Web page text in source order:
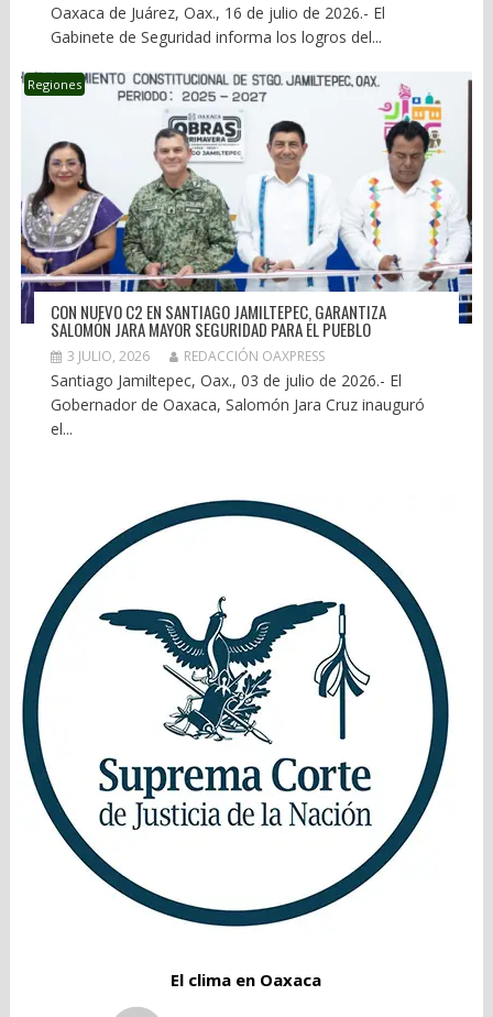
Oaxaca de Juárez, Oax., 16 de julio de 2026.- El
Gabinete de Seguridad informa los logros del...
Regiones
CON NUEVO C2 EN SANTIAGO JAMILTEPEC, GARANTIZA
SALOMÓN JARA MAYOR SEGURIDAD PARA EL PUEBLO
3 JULIO, 2026 REDACCIÓN OAXPRESS
Santiago Jamiltepec, Oax., 03 de julio de 2026.- El
Gobernador de Oaxaca, Salomón Jara Cruz inauguró
el...
El clima en Oaxaca